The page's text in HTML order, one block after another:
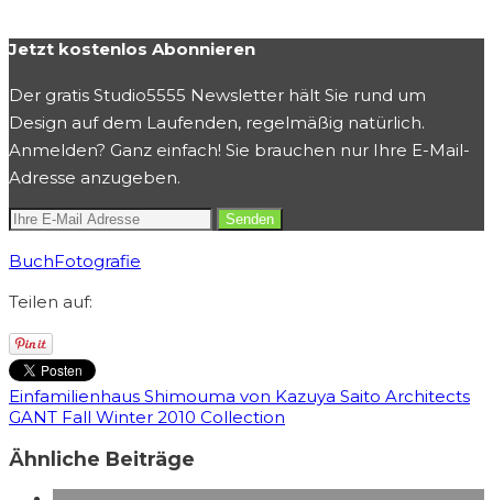
Jetzt kostenlos Abonnieren
Der gratis Studio5555 Newsletter hält Sie rund um
Design auf dem Laufenden, regelmäßig natürlich.
Anmelden? Ganz einfach! Sie brauchen nur Ihre E-Mail-
Adresse anzugeben.
BuchFotografie
Teilen auf:
Einfamilienhaus Shimouma von Kazuya Saito Architects
GANT Fall Winter 2010 Collection
Ähnliche Beiträge